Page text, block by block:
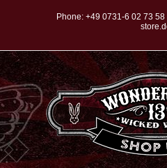
springen
Phone: +49 0731-6 02 73 58